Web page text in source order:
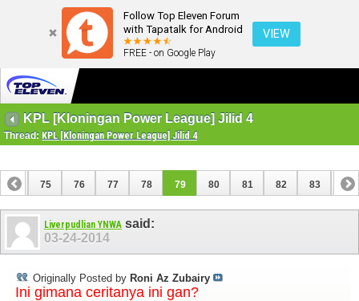
Follow Top Eleven Forum
with Tapatalk for Android
FREE - on Google Play
VIEW
KPL [Kloningan Power League] Jilid 4
Thread: KPL [Kloningan Power League] Jilid 4
74 75 76 77 78 79 80 81 82 83 84
94
Liverpudlian YNWA said:
03-24-2014
Originally Posted by Roni Az Zubairy
Ini gimana ceritanya ini gan?